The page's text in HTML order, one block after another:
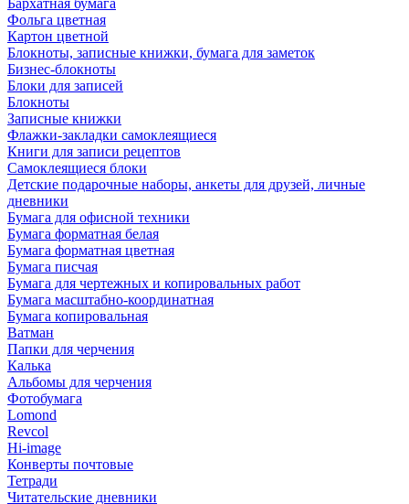
Бархатная бумага
Фольга цветная
Картон цветной
Блокноты, записные книжки, бумага для заметок
Бизнес-блокноты
Блоки для записей
Блокноты
Записные книжки
Флажки-закладки самоклеящиеся
Книги для записи рецептов
Самоклеящиеся блоки
Детские подарочные наборы, анкеты для друзей, личные
дневники
Бумага для офисной техники
Бумага форматная белая
Бумага форматная цветная
Бумага писчая
Бумага для чертежных и копировальных работ
Бумага масштабно-координатная
Бумага копировальная
Ватман
Папки для черчения
Калька
Альбомы для черчения
Фотобумага
Lomond
Revcol
Hi-image
Конверты почтовые
Тетради
Читательские дневники